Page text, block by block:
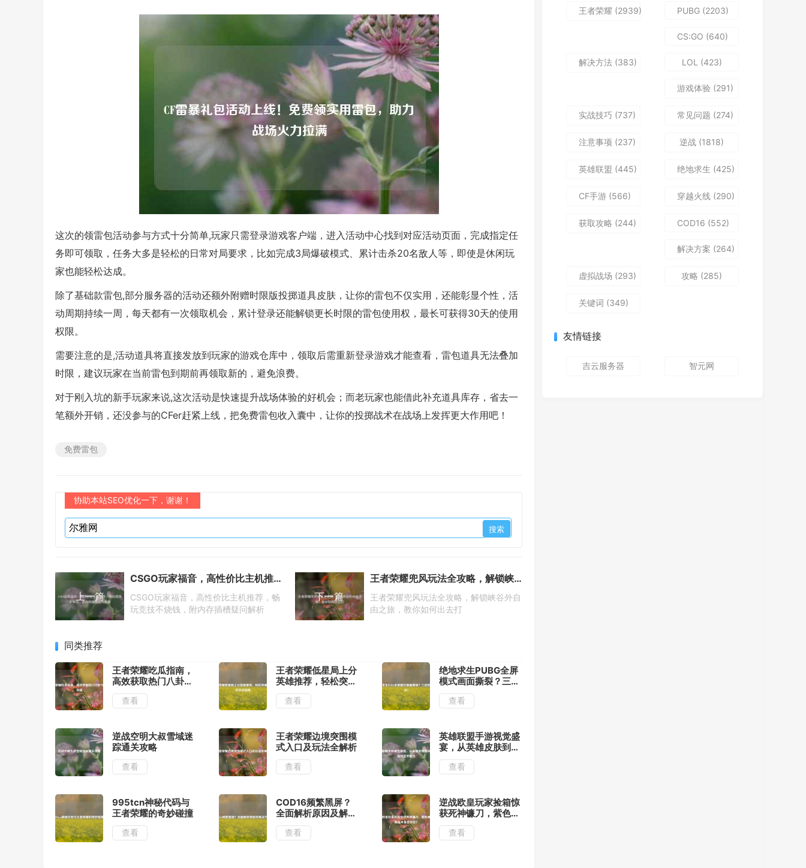
这次的领雷包活动参与方式十分简单,玩家只需登录游戏客户端，进入活动中心找到对应活动页面，完成指定任
务即可领取，任务大多是轻松的日常对局要求，比如完成3局爆破模式、累计击杀20名敌人等，即使是休闲玩
家也能轻松达成。
除了基础款雷包,部分服务器的活动还额外附赠时限版投掷道具皮肤，让你的雷包不仅实用，还能彰显个性，活
动周期持续一周，每天都有一次领取机会，累计登录还能解锁更长时限的雷包使用权，最长可获得30天的使用
权限。
需要注意的是,活动道具将直接发放到玩家的游戏仓库中，领取后需重新登录游戏才能查看，雷包道具无法叠加
时限，建议玩家在当前雷包到期前再领取新的，避免浪费。
对于刚入坑的新手玩家来说,这次活动是快速提升战场体验的好机会；而老玩家也能借此补充道具库存，省去一
笔额外开销，还没参与的CFer赶紧上线，把免费雷包收入囊中，让你的投掷战术在战场上发挥更大作用吧！
免费雷包
协助本站SEO优化一下，谢谢！
上一篇
CSGO玩家福音，高性价比主机推荐，畅玩竞技不烧钱，附内存插槽疑问解析
CSGO玩家福音，高性价比主机推荐，畅
玩竞技不烧钱，附内存插槽疑问解析
下一篇
王者荣耀兜风玩法全攻略，解锁峡谷外自由之旅，教你如何出去打
王者荣耀兜风玩法全攻略，解锁峡谷外自
由之旅，教你如何出去打
同类推荐
王者荣耀吃瓜指南，
高效获取热门八卦与
皮肤攻略
查看
王者荣耀低星局上分
英雄推荐，轻松突破
瓶颈的实战指南
查看
绝地求生PUBG全屏
模式画面撕裂？三招
彻底解决！
查看
逆战空明大叔雪域迷
踪通关攻略
查看
王者荣耀边境突围模
式入口及玩法全解析
查看
英雄联盟手游视觉盛
宴，从英雄皮肤到战
场截图的艺术魅力
查看
995tcn神秘代码与
王者荣耀的奇妙碰撞
查看
COD16频繁黑屏？
全面解析原因及解决
方法
查看
逆战欧皇玩家捡箱惊
获死神镰刀，紫色镰
刀当前版本是否存
在？
查看
王者荣耀 (2939) PUBG (2203)
CS:GO (640)
解决方法 (383) LOL (423)
游戏体验 (291)
实战技巧 (737) 常见问题 (274)
注意事项 (237) 逆战 (1818)
英雄联盟 (445) 绝地求生 (425)
CF手游 (566) 穿越火线 (290)
获取攻略 (244) COD16 (552)
解决方案 (264)
虚拟战场 (293) 攻略 (285)
关键词 (349)
友情链接
吉云服务器 智元网